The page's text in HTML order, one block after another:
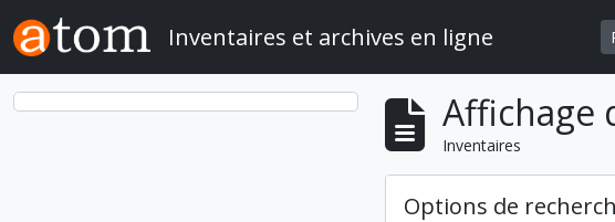
Skip to main content
Inventaires et archives en ligne
Affichage
Inventaires
Options de